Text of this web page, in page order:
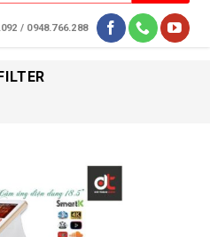
/ 0948.766.288